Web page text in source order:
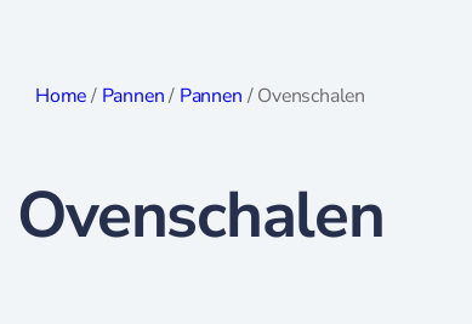
Home/ Pannen/ Pannen /Ovenschalen
Ovenschalen